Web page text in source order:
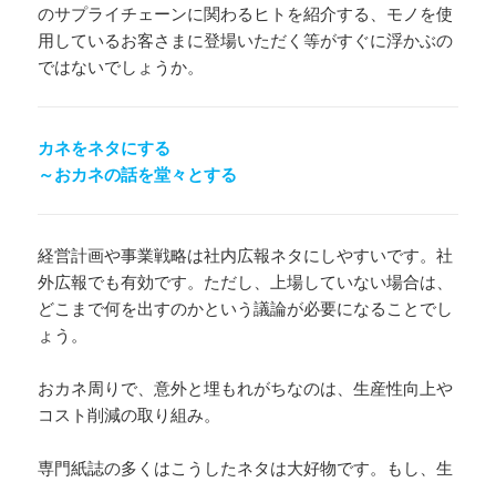
のサプライチェーンに関わるヒトを紹介する、モノを使
用しているお客さまに登場いただく等がすぐに浮かぶの
ではないでしょうか。
カネをネタにする
～おカネの話を堂々とする
経営計画や事業戦略は社内広報ネタにしやすいです。社
外広報でも有効です。ただし、上場していない場合は、
どこまで何を出すのかという議論が必要になることでし
ょう。
おカネ周りで、意外と埋もれがちなのは、生産性向上や
コスト削減の取り組み。
専門紙誌の多くはこうしたネタは大好物です。もし、生